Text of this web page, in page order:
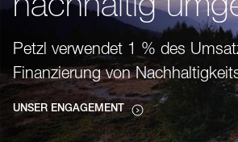
nachhaltig
Petzl verwendet 1 % des
Finanzierung von
UNSER ENGAGEMENT